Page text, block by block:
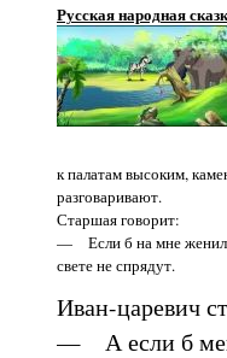
Русская народная
к палатам высоким,
разговаривают.
Старшая говорит:
— Если б на мне
свете не спрядут.
Иван-царевич
— А если б